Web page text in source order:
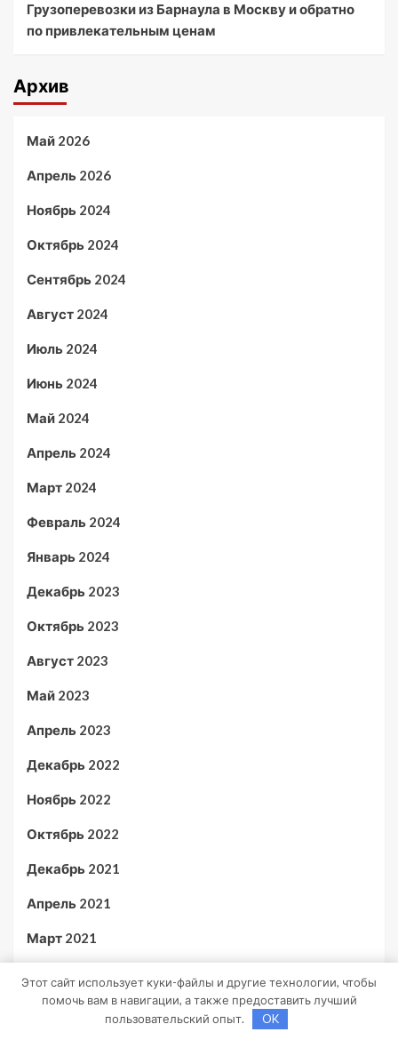
Грузоперевозки из Барнаула в Москву и обратно
по привлекательным ценам
Архив
Май 2026
Апрель 2026
Ноябрь 2024
Октябрь 2024
Сентябрь 2024
Август 2024
Июль 2024
Июнь 2024
Май 2024
Апрель 2024
Март 2024
Февраль 2024
Январь 2024
Декабрь 2023
Октябрь 2023
Август 2023
Май 2023
Апрель 2023
Декабрь 2022
Ноябрь 2022
Октябрь 2022
Декабрь 2021
Апрель 2021
Март 2021
Январь 2021
Этот сайт использует куки-файлы и другие технологии, чтобы
помочь вам в навигации, а также предоставить лучший
пользовательский опыт.
OK